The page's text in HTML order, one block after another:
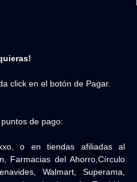
click en el botón de Pagar.
puntos de pago:
o en tiendas afiliadas al
Farmacias del Ahorro,Círculo
Walmart, Superama,